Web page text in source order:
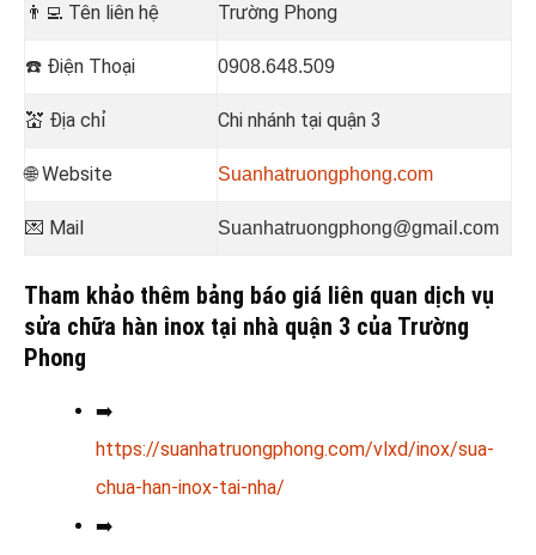
👨‍💻 Tên liên hệ Trường Phong
☎️ Điện Thoại 0908.648.509
💒 Địa chỉ Chi nhánh tại quận 3
🌐 Website Suanhatruongphong.com
💌 Mail Suanhatruongphong@gmail.com
Tham khảo thêm bảng báo giá liên quan dịch vụ
sửa chữa hàn inox tại nhà quận 3 của Trường
Phong
➡️
https://suanhatruongphong.com/vlxd/inox/sua-
chua-han-inox-tai-nha/
➡️